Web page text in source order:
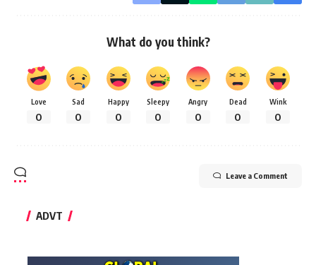
What do you think?
Love
0
Sad
0
Happy
0
Sleepy
0
Angry
0
Dead
0
Wink
0
Leave a Comment
ADVT